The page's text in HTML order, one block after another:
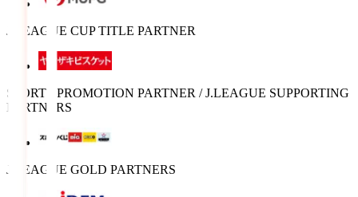
J.LEAGUE CUP TITLE PARTNER
SPORTS PROMOTION PARTNER / J.LEAGUE SUPPORTING
PARTNERS
J.LEAGUE GOLD PARTNERS